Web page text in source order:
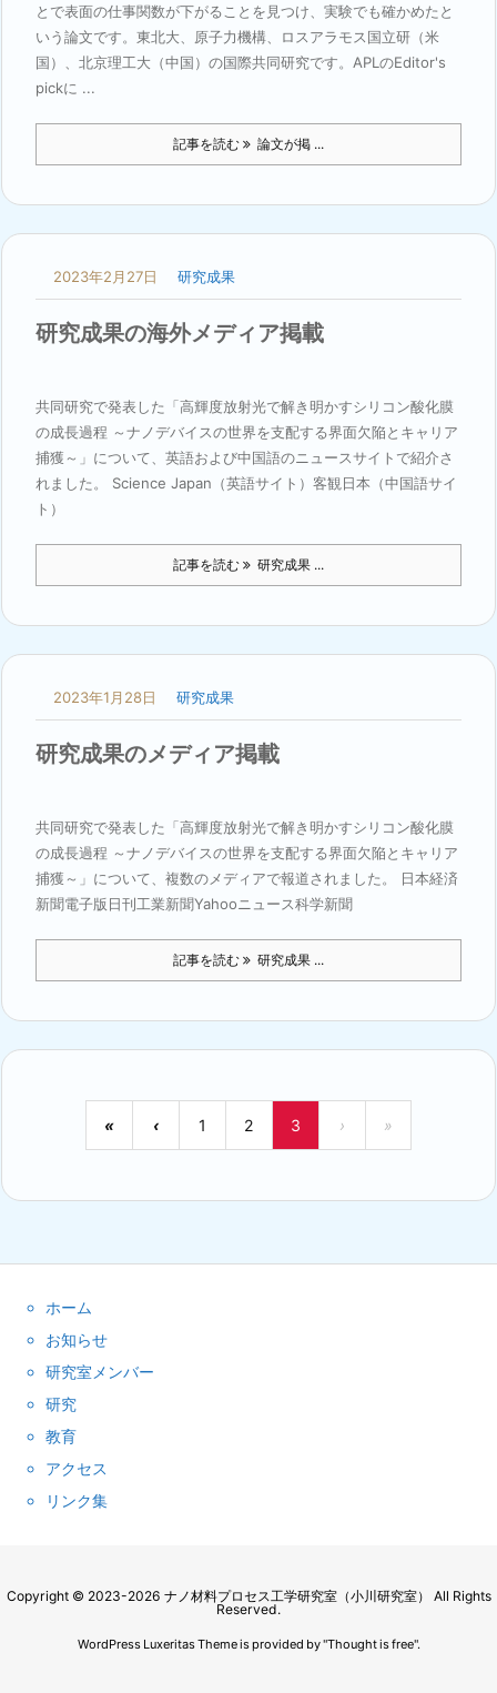
とで表面の仕事関数が下がることを見つけ、実験でも確かめたと
いう論文です。東北大、原子力機構、ロスアラモス国立研（米
国）、北京理工大（中国）の国際共同研究です。APLのEditor's
pickに ...
記事を読む 論文が掲 ...
2023年2月27日 研究成果
研究成果の海外メディア掲載
共同研究で発表した「高輝度放射光で解き明かすシリコン酸化膜
の成長過程 ～ナノデバイスの世界を支配する界面欠陥とキャリア
捕獲～」について、英語および中国語のニュースサイトで紹介さ
れました。 Science Japan（英語サイト）客観日本（中国語サイ
ト）
記事を読む 研究成果 ...
2023年1月28日 研究成果
研究成果のメディア掲載
共同研究で発表した「高輝度放射光で解き明かすシリコン酸化膜
の成長過程 ～ナノデバイスの世界を支配する界面欠陥とキャリア
捕獲～」について、複数のメディアで報道されました。 日本経済
新聞電子版日刊工業新聞Yahooニュース科学新聞
記事を読む 研究成果 ...
« ‹ 1 2 3 › »
ホーム
お知らせ
研究室メンバー
研究
教育
アクセス
リンク集
Copyright © 2023-2026 ナノ材料プロセス工学研究室（小川研究室）
All Rights
Reserved.
WordPress Luxeritas Theme is provided by "Thought is free".